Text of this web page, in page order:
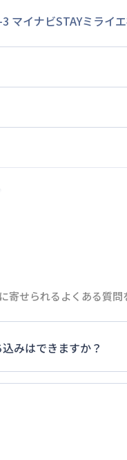
マイナビSTAYミライ
寄せられるよくある質問
みはできますか？
や家電はご退去時にご